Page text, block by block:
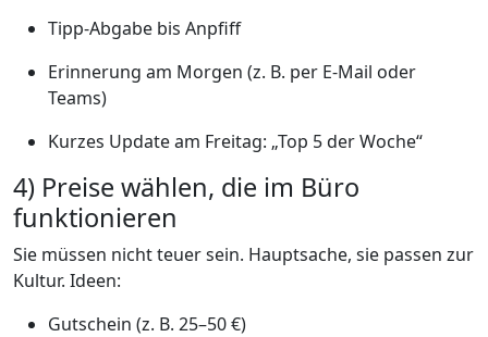
Tipp-Abgabe bis Anpfiff
Erinnerung am Morgen (z. B. per E-Mail oder
Teams)
Kurzes Update am Freitag: „Top 5 der Woche“
4) Preise wählen, die im Büro
funktionieren
Sie müssen nicht teuer sein. Hauptsache, sie passen zur
Kultur. Ideen:
Gutschein (z. B. 25–50 €)